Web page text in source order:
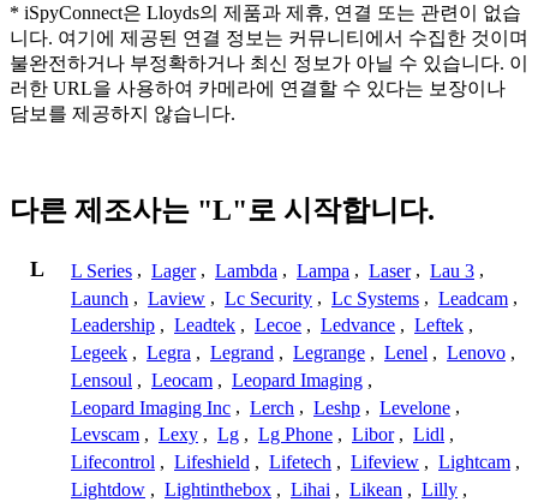
* iSpyConnect은 Lloyds의 제품과 제휴, 연결 또는 관련이 없습
니다. 여기에 제공된 연결 정보는 커뮤니티에서 수집한 것이며
불완전하거나 부정확하거나 최신 정보가 아닐 수 있습니다. 이
러한 URL을 사용하여 카메라에 연결할 수 있다는 보장이나
담보를 제공하지 않습니다.
다른 제조사는 "L"로 시작합니다.
L L Series , Lager , Lambda , Lampa , Laser , Lau 3 ,
Launch , Laview , Lc Security , Lc Systems , Leadcam ,
Leadership , Leadtek , Lecoe , Ledvance , Leftek ,
Legeek , Legra , Legrand , Legrange , Lenel , Lenovo ,
Lensoul , Leocam , Leopard Imaging ,
Leopard Imaging Inc , Lerch , Leshp , Levelone ,
Levscam , Lexy , Lg , Lg Phone , Libor , Lidl ,
Lifecontrol , Lifeshield , Lifetech , Lifeview , Lightcam ,
Lightdow , Lightinthebox , Lihai , Likean , Lilly ,